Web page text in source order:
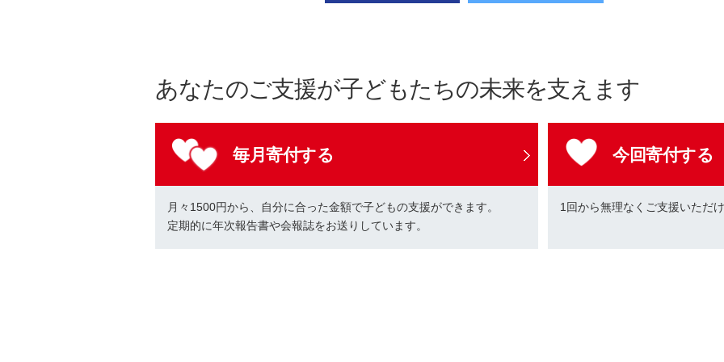
あなたのご支援が子どもたちの未来を支えます
毎月寄付する
月々1500円から、自分に合った金額で子どもの支援ができます。
定期的に年次報告書や会報誌をお送りしています。
今回寄付する
1回から無理なくご支援いただ